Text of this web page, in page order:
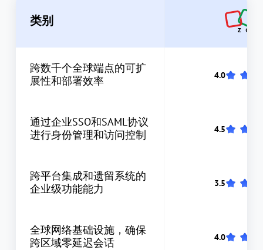
类别
跨数千个全球端点的可扩
展性和部署效率
通过企业SSO和SAML协议
进行身份管理和访问控制
跨平台集成和遗留系统的
企业级功能能力
全球网络基础设施，确保
跨区域零延迟会话